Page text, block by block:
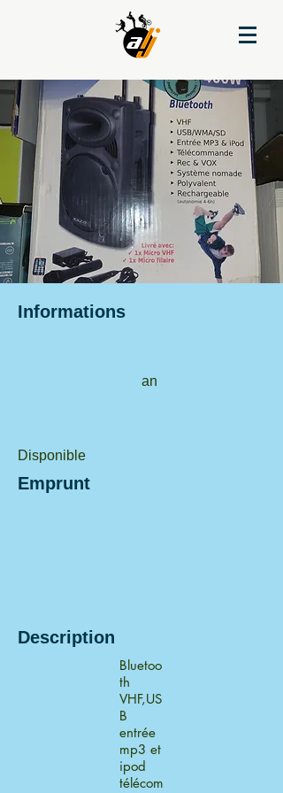
Informations
an
Disponible
Emprunt
Description
Bluetoo
th
VHF,US
B
entrée
mp3 et
ipod
télécom